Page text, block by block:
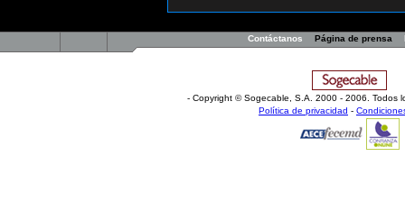
Contáctanos Página de prensa
- Copyright © Sogecable, S.A
2000 - 2006. Todos
Política de privacidad -